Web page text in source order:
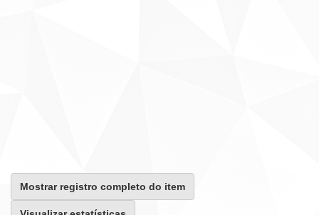
Mostrar registro completo do item